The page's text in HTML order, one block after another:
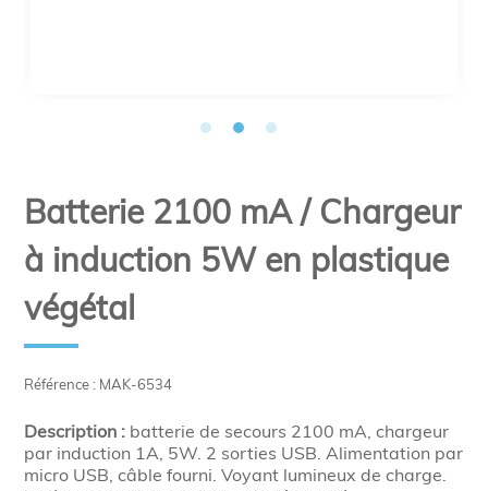
Référence : MAK-6534
Batterie 2100 mA / Chargeur
à induction 5W en plastique
végétal
Description : batterie de secours 2100 mA, chargeur
par induction 1A, 5W. 2 sorties USB. Alimentation par
micro USB, câble fourni. Voyant lumineux de charge.